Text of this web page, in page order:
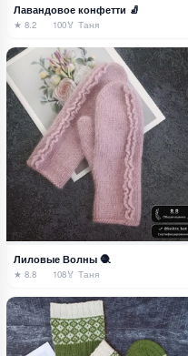
Лавандовое конфетти 🧦
★ 8.2 100🏅 Таня
Лиловые Волны 🧶
★ 8.8 108🏅 Таня